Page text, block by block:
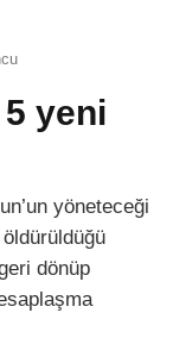
yeni
yöneteceği
dönüp